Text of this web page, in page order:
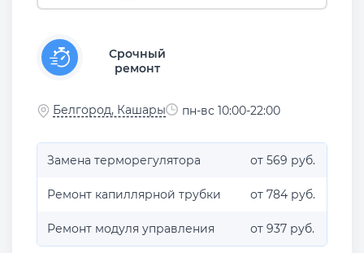
Срочный
ремонт
Белгород, Кашары пн-вс 10:00-22:00
Замена терморегулятора от 569 руб.
Ремонт капиллярной трубки от 784 руб.
Ремонт модуля управления от 937 руб.